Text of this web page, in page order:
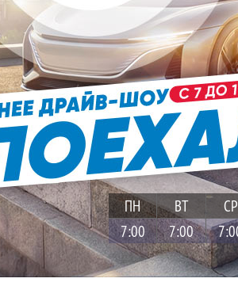
ПН ВТ
СР
7:00
7:00